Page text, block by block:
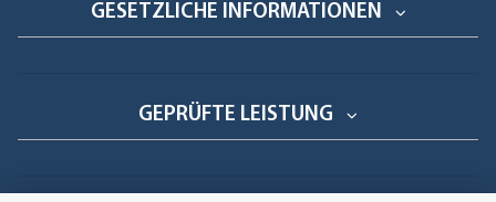
GESETZLICHE INFORMATIONEN
GEPRÜFTE LEISTUNG